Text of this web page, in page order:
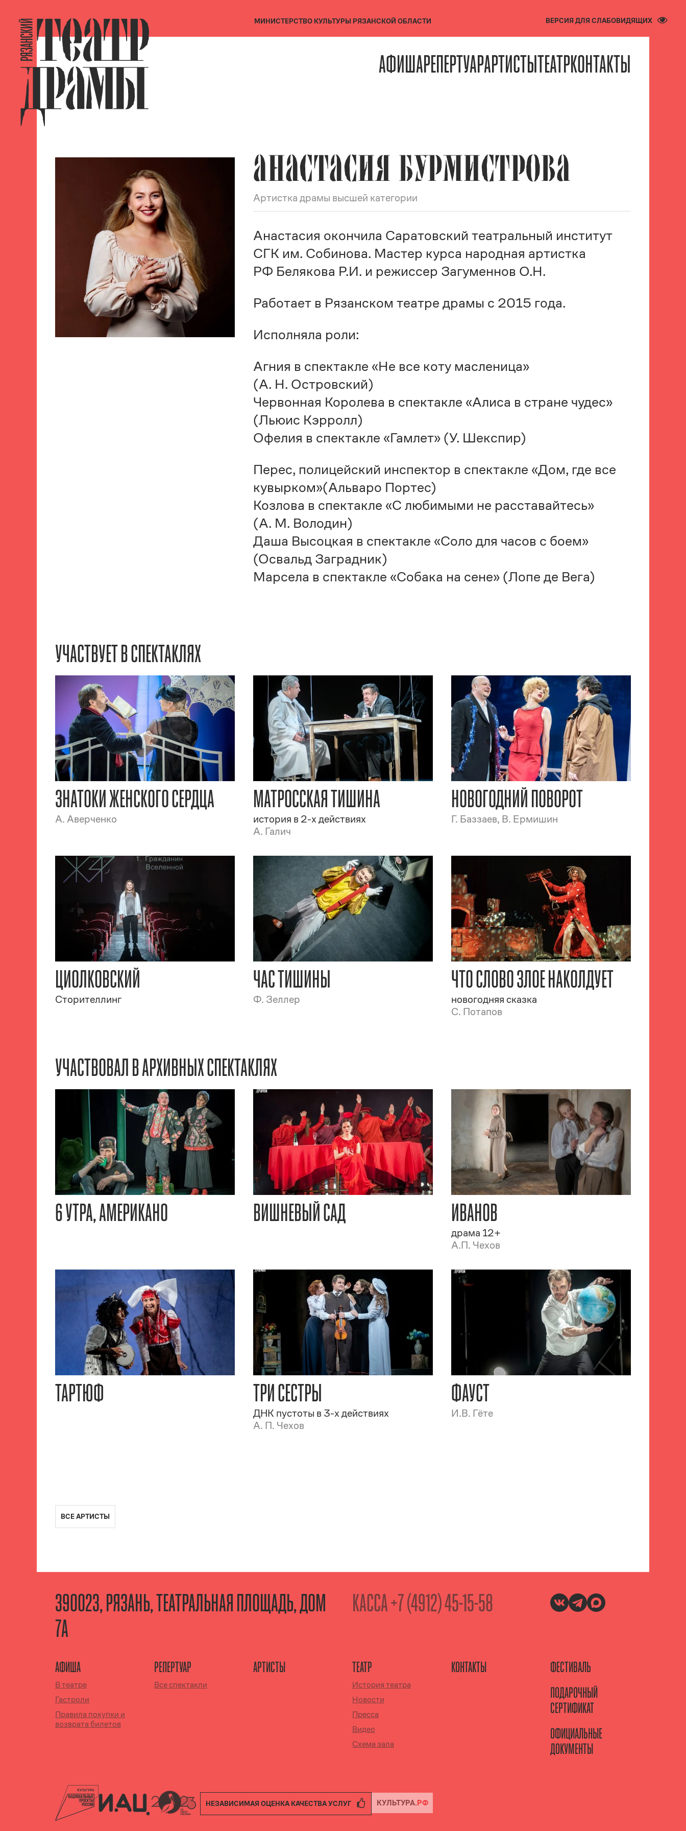
МИНИСТЕРСТВО КУЛЬТУРЫ РЯЗАНСКОЙ ОБЛАСТИ ВЕРСИЯ ДЛЯ СЛАБОВИДЯЩИХ
АФИШАРЕПЕРТУАРАРТИСТЫТЕАТРКОНТАКТЫ
АНАСТАСИЯ БУРМИСТРОВА
Артистка драмы высшей категории
Анастасия окончила Саратовский театральный институт
СГК им. Собинова. Мастер курса народная артистка
РФ Белякова Р.И. и режиссер Загуменнов О.Н.
Работает в Рязанском театре драмы с 2015 года.
Исполняла роли:
Агния в спектакле «Не все коту масленица»
(А. Н. Островский)
Червонная Королева в спектакле «Алиса в стране чудес»
(Льюис Кэрролл)
Офелия в спектакле «Гамлет» (У. Шекспир)
Перес, полицейский инспектор в спектакле «Дом, где все
кувырком»(Альваро Портес)
Козлова в спектакле «С любимыми не расставайтесь»
(А. М. Володин)
Даша Высоцкая в спектакле «Соло для часов с боем»
(Освальд Заградник)
Марсела в спектакле «Собака на сене» (Лопе де Вега)
УЧАСТВУЕТ В СПЕКТАКЛЯХ
ЗНАТОКИ ЖЕНСКОГО СЕРДЦА
А. Аверченко
МАТРОССКАЯ ТИШИНА
история в 2-х действиях
А. Галич
НОВОГОДНИЙ ПОВОРОТ
Г. Баззаев, В. Ермишин
ЦИОЛКОВСКИЙ
Сторителлинг
ЧАС ТИШИНЫ
Ф. Зеллер
ЧТО СЛОВО ЗЛОЕ НАКОЛДУЕТ
новогодняя сказка
С. Потапов
УЧАСТВОВАЛ В АРХИВНЫХ СПЕКТАКЛЯХ
6 УТРА, АМЕРИКАНО ВИШНЕВЫЙ САД ИВАНОВ
драма 12+
А.П. Чехов
ТАРТЮФ ТРИ СЕСТРЫ
ДНК пустоты в 3-х действиях
А. П. Чехов
ФАУСТ
И.В. Гёте
ВСЕ АРТИСТЫ
390023, РЯЗАНЬ, ТЕАТРАЛЬНАЯ ПЛОЩАДЬ, ДОМ
7А
КАССА+7 (4912) 45-15-58
АФИША
В театре
Гастроли
Правила покупки и
возврата билетов
РЕПЕРТУАР
Все спектакли
АРТИСТЫ ТЕАТР
История театра
Новости
Пресса
Видео
Схема зала
КОНТАКТЫ
ФЕСТИВАЛЬ
ПОДАРОЧНЫЙ
СЕРТИФИКАТ
ОФИЦИАЛЬНЫЕ
ДОКУМЕНТЫ
НЕЗАВИСИМАЯ ОЦЕНКА КАЧЕСТВА УСЛУГ